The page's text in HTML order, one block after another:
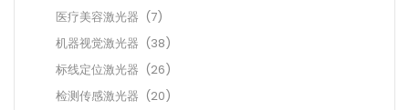
医疗美容激光器 (7)
机器视觉激光器 (38)
标线定位激光器 (26)
检测传感激光器 (20)